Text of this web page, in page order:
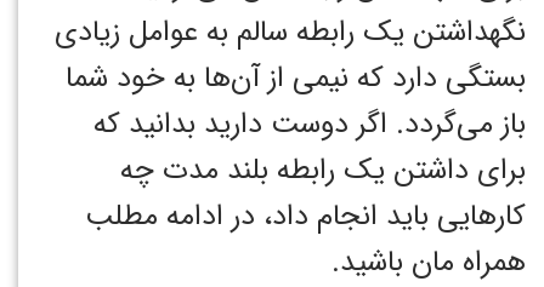
نگهداشتن یک رابطه سالم به عوامل زیادی
بستگی دارد که نیمی از آن‌ها به خود شما
باز می‌گردد. اگر دوست دارید بدانید که
برای داشتن یک رابطه بلند مدت چه
کار‌هایی باید انجام داد، در ادامه مطلب
همراه مان باشید.